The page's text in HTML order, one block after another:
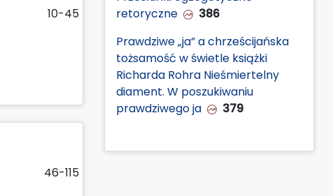
10-45
46-115
retoryczne
386
Prawdziwe „ja” a chrześcijańska
tożsamość w świetle książki
Richarda Rohra Nieśmiertelny
diament. W poszukiwaniu
prawdziwego ja
379